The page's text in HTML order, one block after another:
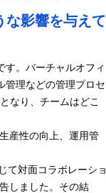
な影響を与えて
す。バーチャルオフィ
管理などの管理プロセ
なり、チームはどこ
産性の向上、運用管
て対面コラボレーショ
しました。その結